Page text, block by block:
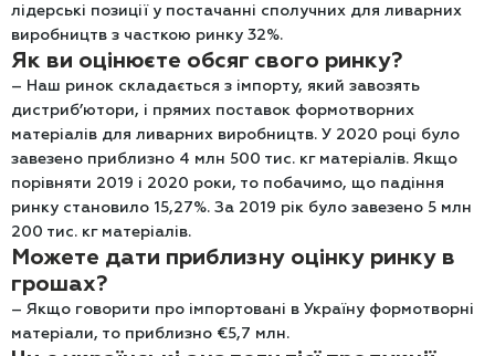
лідерські позиції у постачанні сполучних для ливарних
виробництв з часткою ринку 32%.
Як ви оцінюєте обсяг свого ринку?
– Наш ринок складається з імпорту, який завозять
дистриб’ютори, і прямих поставок формотворних
матеріалів для ливарних виробництв. У 2020 році було
завезено приблизно 4 млн 500 тис. кг матеріалів. Якщо
порівняти 2019 і 2020 роки, то побачимо, що падіння
ринку становило 15,27%. За 2019 рік було завезено 5 млн
200 тис. кг матеріалів.
Можете дати приблизну оцінку ринку в
грошах?
– Якщо говорити про імпортовані в Україну формотворні
матеріали, то приблизно €5,7 млн.